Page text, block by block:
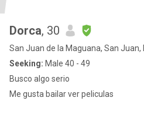
Dorca, 30
San Juan de la Maguana, San
Seeking: Male 40 - 49
Busco algo serio
Me gusta bailar ver peliculas